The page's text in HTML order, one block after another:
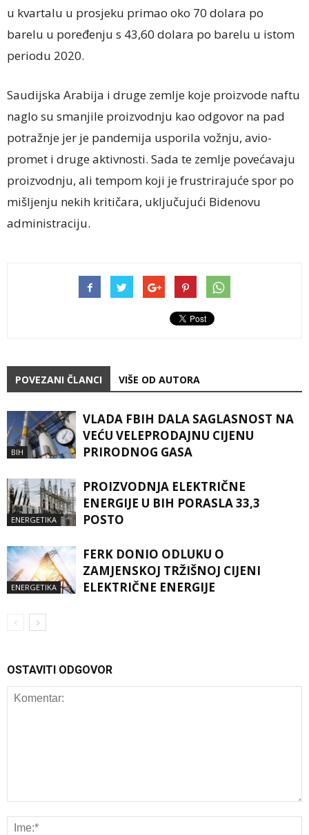
u kvartalu u prosjeku primao oko 70 dolara po
barelu u poređenju s 43,60 dolara po barelu u istom
periodu 2020.
Saudijska Arabija i druge zemlje koje proizvode naftu
naglo su smanjile proizvodnju kao odgovor na pad
potražnje jer je pandemija usporila vožnju, avio-
promet i druge aktivnosti. Sada te zemlje povećavaju
proizvodnju, ali tempom koji je frustrirajuće spor po
mišljenju nekih kritičara, uključujući Bidenovu
administraciju.
POVEZANI ČLANCI VIŠE OD AUTORA
BIH
VLADA FBIH DALA SAGLASNOST NA
VEĆU VELEPRODAJNU CIJENU
PRIRODNOG GASA
ENERGETIKA
PROIZVODNJA ELEKTRIČNE
ENERGIJE U BIH PORASLA 33,3
POSTO
ENERGETIKA
FERK DONIO ODLUKU O
ZAMJENSKOJ TRŽIŠNOJ CIJENI
ELEKTRIČNE ENERGIJE
OSTAVITI ODGOVOR